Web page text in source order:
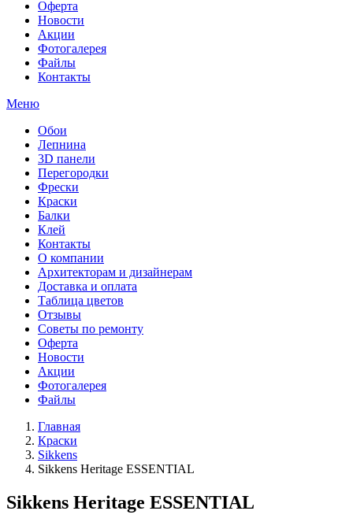
Оферта
Новости
Акции
Фотогалерея
Файлы
Контакты
Меню
Обои
Лепнина
3D панели
Перегородки
Фрески
Краски
Балки
Клей
Контакты
О компании
Архитекторам и дизайнерам
Доставка и оплата
Таблица цветов
Отзывы
Советы по ремонту
Оферта
Новости
Акции
Фотогалерея
Файлы
Главная
Краски
Sikkens
Sikkens Heritage ESSENTIAL
Sikkens Heritage ESSENTIAL